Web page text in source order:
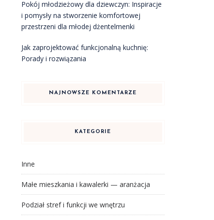
Pokój młodzieżowy dla dziewczyn: Inspiracje
i pomysły na stworzenie komfortowej
przestrzeni dla młodej dżentelmenki
Jak zaprojektować funkcjonalną kuchnię:
Porady i rozwiązania
NAJNOWSZE KOMENTARZE
KATEGORIE
Inne
Małe mieszkania i kawalerki — aranżacja
Podział stref i funkcji we wnętrzu